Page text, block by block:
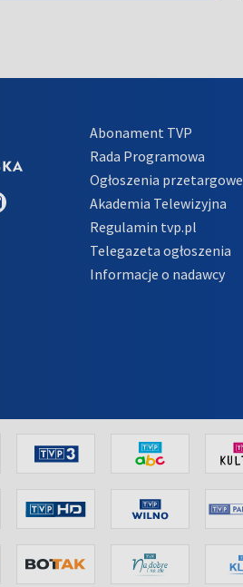
Abonament TVP
Rada Programowa
Ogłoszenia przetargowe
Akademia Telewizyjna
Regulamin tvp.pl
Telegazeta ogłoszenia
Informacje o nadawcy